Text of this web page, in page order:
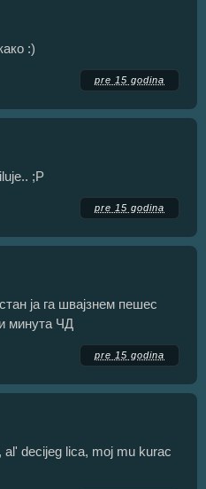
:)
pre 15 godina
;P
pre 15 godina
ја га швајзнем пешес
минута ЧД
pre 15 godina
decijeg lica, moj mu kurac